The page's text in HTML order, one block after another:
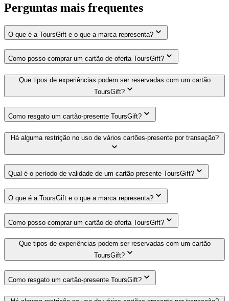
Perguntas mais frequentes
O que é a ToursGift e o que a marca representa?
Como posso comprar um cartão de oferta ToursGift?
Que tipos de experiências podem ser reservadas com um cartão
ToursGift?
Como resgato um cartão-presente ToursGift?
Há alguma restrição no uso de vários cartões-presente por transação?
Qual é o período de validade de um cartão-presente ToursGift?
O que é a ToursGift e o que a marca representa?
Como posso comprar um cartão de oferta ToursGift?
Que tipos de experiências podem ser reservadas com um cartão
ToursGift?
Como resgato um cartão-presente ToursGift?